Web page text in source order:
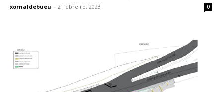
xornaldebueu - 2 Febreiro, 2023 0